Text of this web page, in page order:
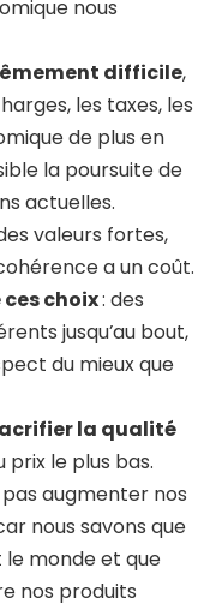
nous
difficile,
les taxes, les
de plus en
la poursuite de
actuelles.
valeurs fortes,
a un coût.
choix: des
jusqu’au bout,
du mieux que
la qualité
le plus bas.
augmenter nos
nous savons que
monde et que
nos produits